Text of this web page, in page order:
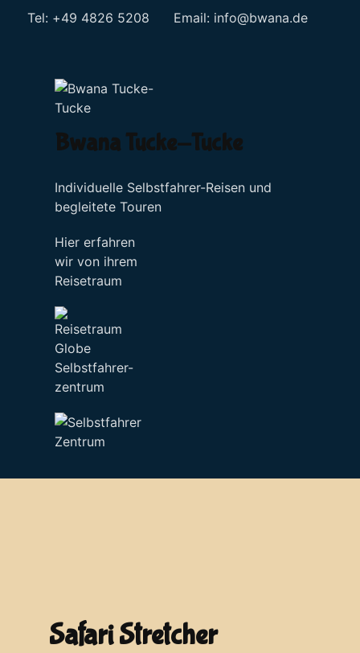
Tel: +49 4826 5208 Email: info@bwana.de
Bwana Tucke-Tucke
Individuelle Selbstfahrer-Reisen und
begleitete Touren
Hier erfahren
wir von ihrem
Reisetraum
Selbstfahrer-
zentrum
Safari Stretcher